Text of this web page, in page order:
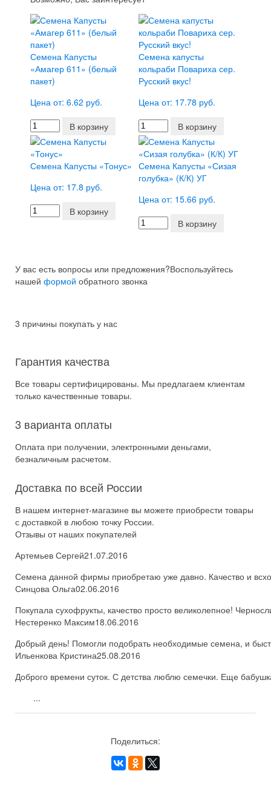
Семена Капусты
«Амагер 611» (белый
пакет)
Цена от: 6.62 руб.
В корзину
Семена капусты
кольраби Повариха сер.
Русский вкус!
Цена от: 17.78 руб.
В корзину
Семена Капусты «Тонус»
Цена от: 17.8 руб.
В корзину
Семена Капусты «Сизая
голубка» (К/К) УГ
Цена от: 15.66 руб.
В корзину
У вас есть вопросы или предложения?Воспользуйтесь
нашей формой обратного звонка
3 причины покупать у нас
Гарантия качества
Все товары сертифицированы. Мы предлагаем клиентам
только качественные товары.
3 варианта оплаты
Оплата при получении, электронными деньгами,
безналичным расчетом.
Доставка по всей России
В нашем интернет-магазине вы можете приобрести товары
с доставкой в любою точку России.
Отзывы от наших покупателей
Артемьев Сергей21.07.2016
Семена данной фирмы приобретаю уже давно. Качество и
Синцова Ольга02.06.2016
Покупала сухофрукты, качество просто великолепное!
Нестеренко Максим18.06.2016
Добрый день! Помогли подобрать необходимые семена, и
Ильенкова Кристина25.08.2016
Доброго времени суток. С детства люблю семечки. Еще
...
Поделиться: